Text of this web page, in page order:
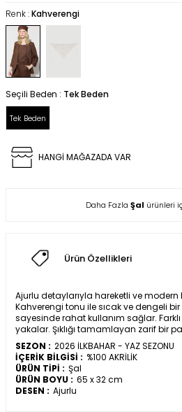
Renk :Kahverengi
Seçili Beden : Tek Beden
Tek Beden
HANGİ MAĞAZADA VAR
Daha Fazla Şal ürünleri
Ürün Özellikleri
Ajurlu detaylarıyla hareketli ve
Kahverengi tonu ile sıcak ve dengeli bir
sayesinde rahat kullanım sağlar.
yakalar. Şıklığı tamamlayan zarif bir
SEZON : 2026 İLKBAHAR - YAZ SEZONU
İÇERİK BİLGİSİ : %100 AKRİLİK
ÜRÜN TİPİ : Şal
ÜRÜN BOYU : 65 x 32 cm
DESEN : Ajurlu